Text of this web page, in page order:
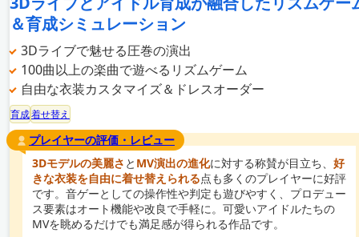
＆育成シミュレーション
3Dライブで魅せる圧巻の演出
100曲以上の楽曲で遊べるリズムゲーム
自由な衣装カスタマイズ＆ドレスオーダー
育成着せ替え
プレイヤーの評価・レビュー
3Dモデルの美麗さ と MV演出の進化に対する称賛が目立ち、 好
きな衣装を自由に着せ替えられる点も多くのプレイヤーに好評
です。音ゲーとしての操作性や判定も遊びやすく、プロデュー
ス要素はオート機能や改良で手軽に。可愛いアイドルたちの
MVを眺めるだけでも満足感が得られる作品です。